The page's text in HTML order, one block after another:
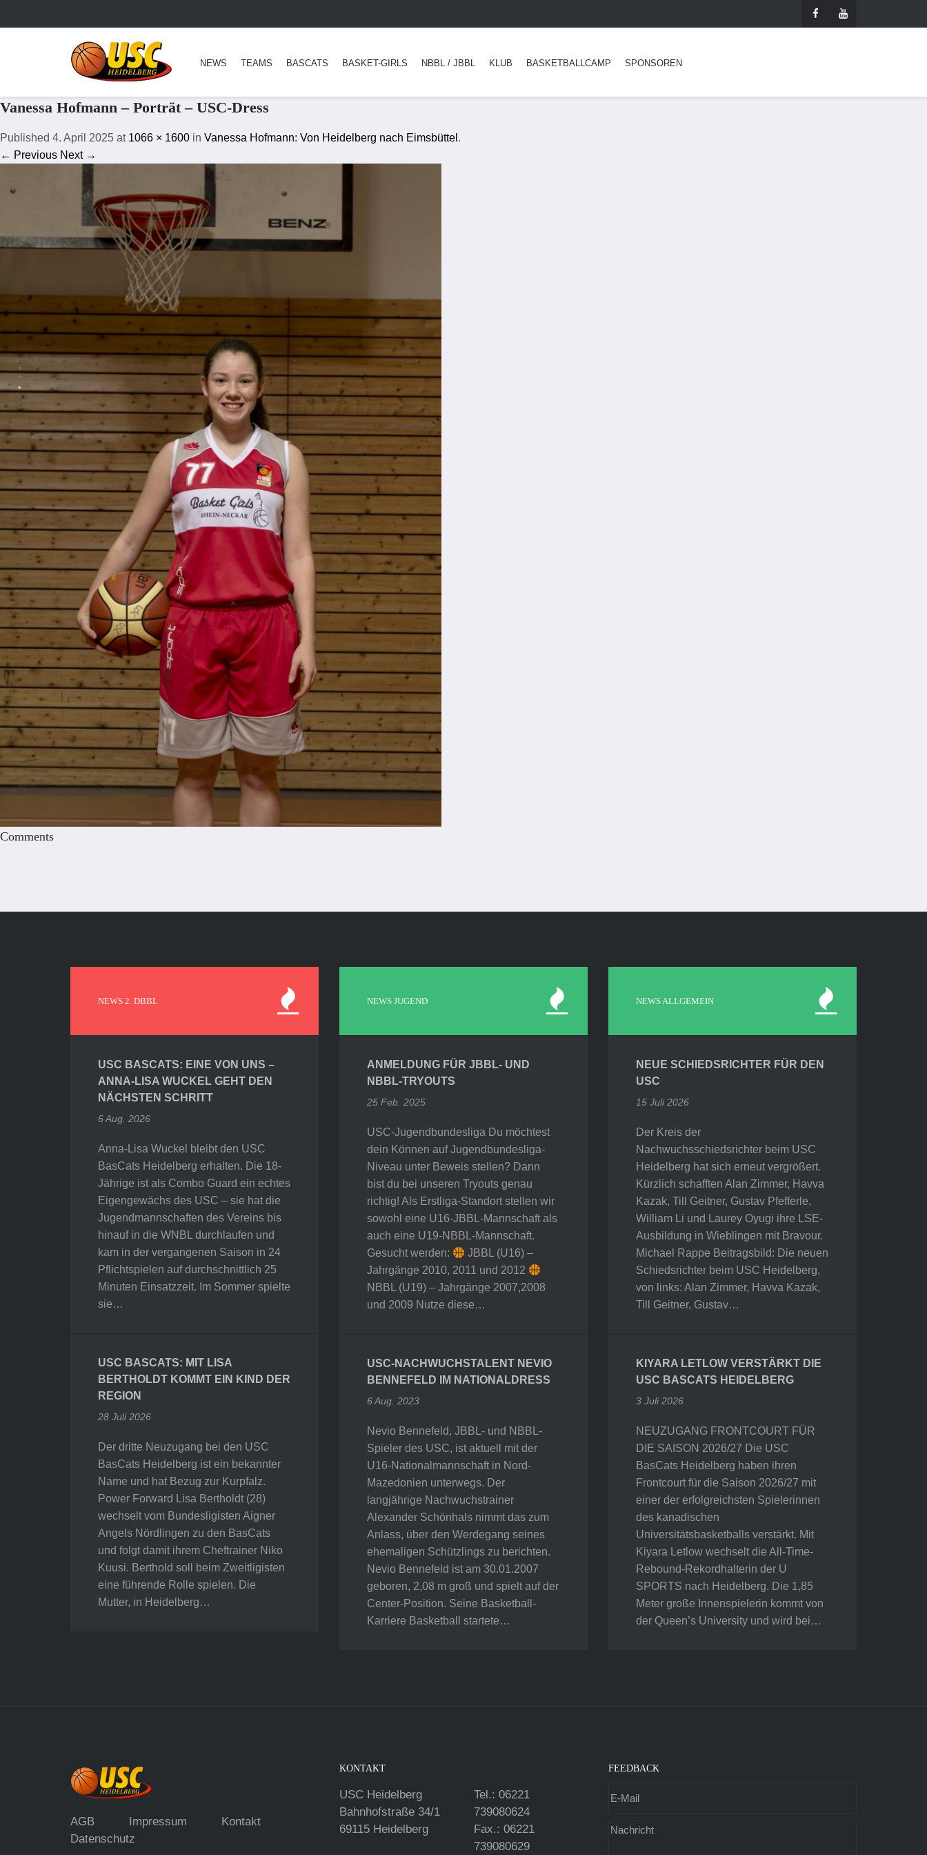
NEWS TEAMS BASCATS BASKET-GIRLS NBBL / JBBL KLUB BASKETBALLCAMP SPONSOREN
Vanessa Hofmann – Porträt – USC-Dress
Published 4. April 2025 at 1066 × 1600 in Vanessa Hofmann: Von Heidelberg nach Eimsbüttel .
← Previous Next →
Comments
NEWS 2. DBBL
USC BASCATS: EINE VON UNS –
ANNA-LISA WUCKEL GEHT DEN
NÄCHSTEN SCHRITT
6 Aug. 2026
Anna-Lisa Wuckel bleibt den USC
BasCats Heidelberg erhalten. Die 18-
Jährige ist als Combo Guard ein echtes
Eigengewächs des USC – sie hat die
Jugendmannschaften des Vereins bis
hinauf in die WNBL durchlaufen und
kam in der vergangenen Saison in 24
Pflichtspielen auf durchschnittlich 25
Minuten Einsatzzeit. Im Sommer spielte
sie…
USC BASCATS: MIT LISA
BERTHOLDT KOMMT EIN KIND DER
REGION
28 Juli 2026
Der dritte Neuzugang bei den USC
BasCats Heidelberg ist ein bekannter
Name und hat Bezug zur Kurpfalz.
Power Forward Lisa Bertholdt (28)
wechselt vom Bundesligisten Aigner
Angels Nördlingen zu den BasCats
und folgt damit ihrem Cheftrainer Niko
Kuusi. Berthold soll beim Zweitligisten
eine führende Rolle spielen. Die
Mutter, in Heidelberg…
NEWS JUGEND
ANMELDUNG FÜR JBBL- UND
NBBL-TRYOUTS
25 Feb. 2025
USC-Jugendbundesliga Du möchtest
dein Können auf Jugendbundesliga-
Niveau unter Beweis stellen? Dann
bist du bei unseren Tryouts genau
richtig! Als Erstliga-Standort stellen wir
sowohl eine U16-JBBL-Mannschaft als
auch eine U19-NBBL-Mannschaft.
Gesucht werden:
JBBL (U16) –
Jahrgänge 2010, 2011 und 2012
NBBL (U19) – Jahrgänge 2007,2008
und 2009 Nutze diese…
USC-NACHWUCHSTALENT NEVIO
BENNEFELD IM NATIONALDRESS
6 Aug. 2023
Nevio Bennefeld, JBBL- und NBBL-
Spieler des USC, ist aktuell mit der
U16-Nationalmannschaft in Nord-
Mazedonien unterwegs. Der
langjährige Nachwuchstrainer
Alexander Schönhals nimmt das zum
Anlass, über den Werdegang seines
ehemaligen Schützlings zu berichten.
Nevio Bennefeld ist am 30.01.2007
geboren, 2,08 m groß und spielt auf der
Center-Position. Seine Basketball-
Karriere Basketball startete…
NEWS ALLGEMEIN
NEUE SCHIEDSRICHTER FÜR DEN
USC
15 Juli 2026
Der Kreis der
Nachwuchsschiedsrichter beim USC
Heidelberg hat sich erneut vergrößert.
Kürzlich schafften Alan Zimmer, Havva
Kazak, Till Geitner, Gustav Pfefferle,
William Li und Laurey Oyugi ihre LSE-
Ausbildung in Wieblingen mit Bravour.
Michael Rappe Beitragsbild: Die neuen
Schiedsrichter beim USC Heidelberg,
von links: Alan Zimmer, Havva Kazak,
Till Geitner, Gustav…
KIYARA LETLOW VERSTÄRKT DIE
USC BASCATS HEIDELBERG
3 Juli 2026
NEUZUGANG FRONTCOURT FÜR
DIE SAISON 2026/27 Die USC
BasCats Heidelberg haben ihren
Frontcourt für die Saison 2026/27 mit
einer der erfolgreichsten Spielerinnen
des kanadischen
Universitätsbasketballs verstärkt. Mit
Kiyara Letlow wechselt die All-Time-
Rebound-Rekordhalterin der U
SPORTS nach Heidelberg. Die 1,85
Meter große Innenspielerin kommt von
der Queen’s University und wird bei…
AGB Impressum
Kontakt
Datenschutz
KONTAKT
USC Heidelberg
Bahnhofstraße 34/1
69115 Heidelberg
Tel.: 06221
739080624
Fax.: 06221
739080629
FEEDBACK